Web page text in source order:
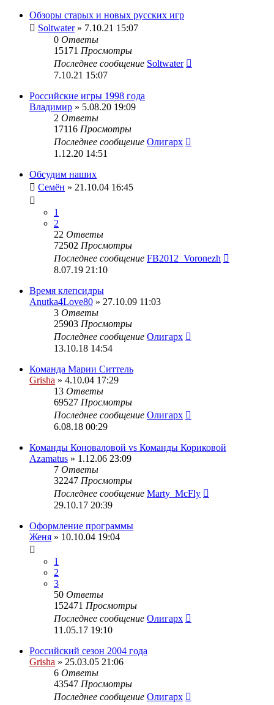
Обзоры старых и новых русских игр
Soltwater» 7.10.21 15:07
0 Ответы
15171 Просмотры
Последнее сообщение Soltwater
7.10.21 15:07
Российские игры 1998 года
Владимир » 5.08.20 19:09
2 Ответы
17116 Просмотры
Последнее сообщение Олигарх
1.12.20 14:51
Обсудим наших
Семён » 21.10.04 16:45
1
2
22 Ответы
72502 Просмотры
Последнее сообщение FB2012_Voronezh
8.07.19 21:10
Время клепсидры
Anutka4Love80 » 27.10.09 11:03
3 Ответы
25903 Просмотры
Последнее сообщение Олигарх
13.10.18 14:54
Команда Марии Ситтель
Grisha » 4.10.04 17:29
13 Ответы
69527 Просмотры
Последнее сообщение Олигарх
6.08.18 00:29
Команды Коноваловой vs Команды Кориковой
Azamatus » 1.12.06 23:09
7 Ответы
32247 Просмотры
Последнее сообщение Marty_McFly
29.10.17 20:39
Оформление программы
Женя » 10.10.04 19:04
1
2
3
50 Ответы
152471 Просмотры
Последнее сообщение Олигарх
11.05.17 19:10
Российский сезон 2004 года
Grisha » 25.03.05 21:06
6 Ответы
43547 Просмотры
Последнее сообщение Олигарх